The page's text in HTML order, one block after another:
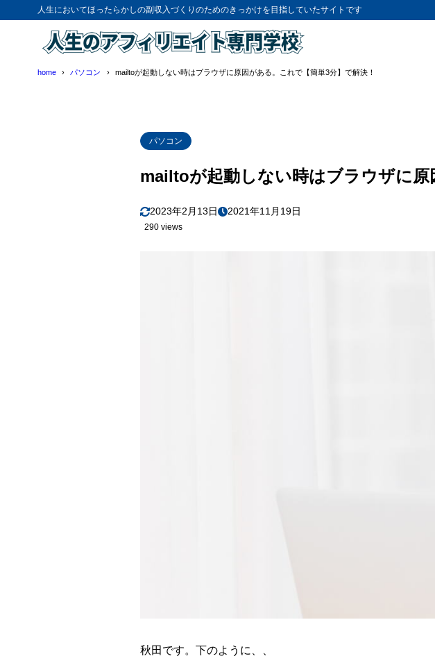
人生においてほったらかしの副収入づくりのためのきっかけを目指していたサイトです
home パソコン mailtoが起動しない時はブラウザに原因がある。これで【簡単3分】で解決！
パソコン
mailtoが起動しない時はブラウザに原
2023年2月13日 2021年11月19日
290 views
秋田です。下のように、、